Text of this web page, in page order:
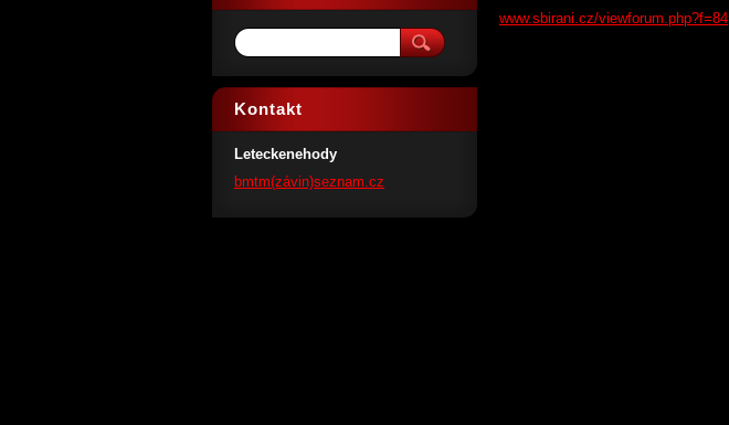
www.sbirani.cz/viewforum.php?f=84
Kontakt
Leteckenehody
bmtm(závin)seznam.cz